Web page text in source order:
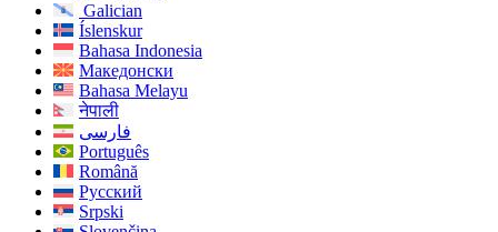
Galician
Íslenskur
Bahasa Indonesia
Македонски
Bahasa Melayu
नेपाली
فارسی
Português
Română
Русский
Srpski